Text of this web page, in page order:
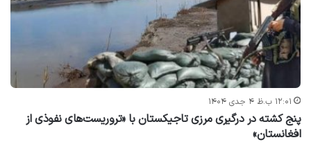
۱۲:۰۱ ب.ظ ۴ جدی ۱۴۰۴
پنج کشته در درگیری مرزی تاجیکستان با «تروریست‌های نفوذی از
افغانستان»